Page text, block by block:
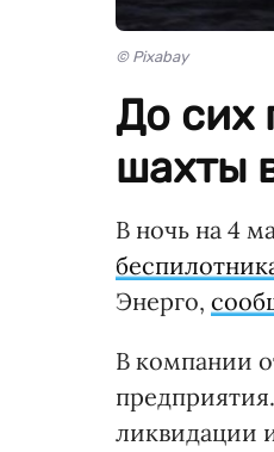
© Pixabay
До сих
шахты
В ночь на 4
Энерго,
В компании
ликвидации